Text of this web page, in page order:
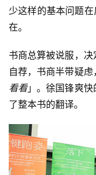
选
动
集
少这样的基本问题
在。
书商总算被说服，
自荐，书商半带疑虑
看看」。徐国锋爽
了整本书的翻译。